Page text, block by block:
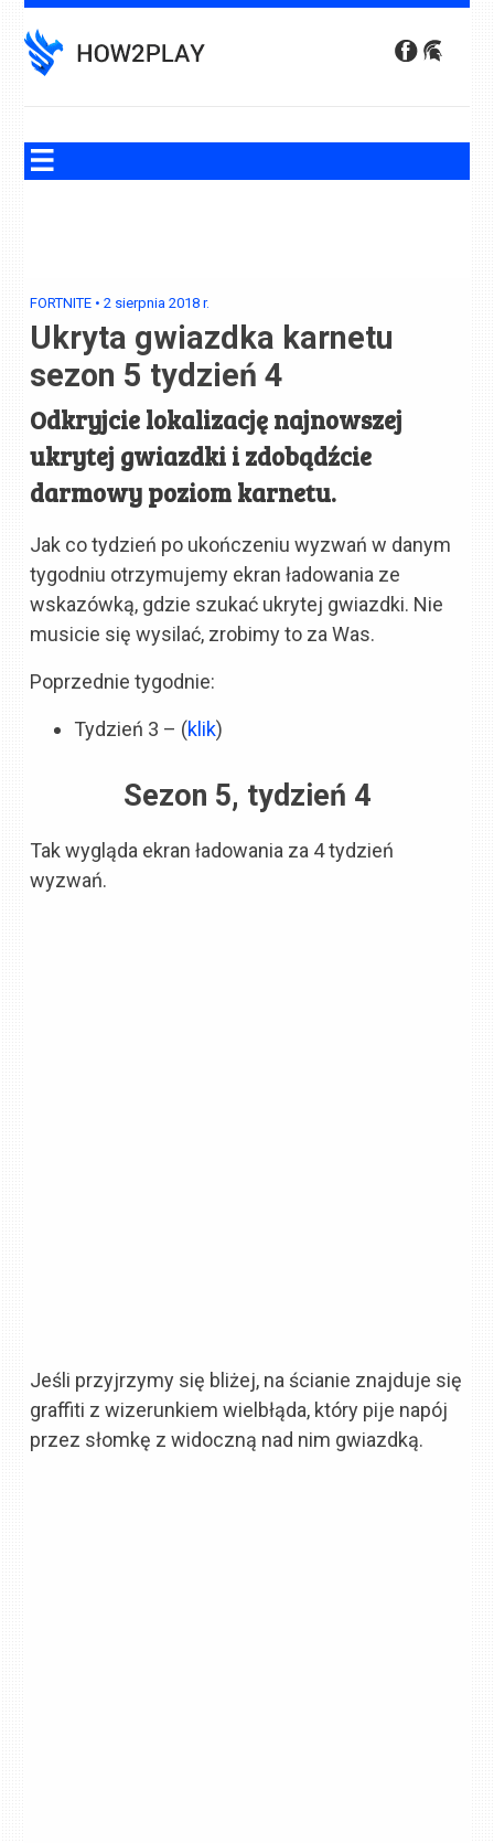
to
content
FORTNITE •2 sierpnia 2018 r.
Ukryta gwiazdka karnetu
sezon 5 tydzień 4
Odkryjcie lokalizację najnowszej
ukrytej gwiazdki i zdobądźcie
darmowy poziom karnetu.
Jak co tydzień po ukończeniu wyzwań w danym
tygodniu otrzymujemy ekran ładowania ze
wskazówką, gdzie szukać ukrytej gwiazdki. Nie
musicie się wysilać, zrobimy to za Was.
Poprzednie tygodnie:
Tydzień 3 – (klik)
Sezon 5, tydzień 4
Tak wygląda ekran ładowania za 4 tydzień
wyzwań.
Jeśli przyjrzymy się bliżej, na ścianie znajduje się
graffiti z wizerunkiem wielbłąda, który pije napój
przez słomkę z widoczną nad nim gwiazdką.